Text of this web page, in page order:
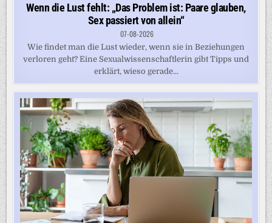
Wenn die Lust fehlt: „Das Problem ist: Paare glauben,
Sex passiert von allein“
07-08-2026
Wie findet man die Lust wieder, wenn sie in Beziehungen
verloren geht? Eine Sexualwissenschaftlerin gibt Tipps und
erklärt, wieso gerade...